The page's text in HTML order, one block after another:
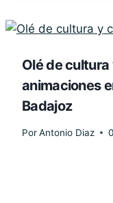
Olé de
animaciones
Badajoz
PorAntonio Diaz